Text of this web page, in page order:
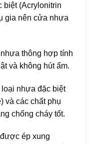
(Acrylonitrin
gia nên cửa nhựa
thông hợp tính
và không hút ẩm.
nhựa đặc biệt
và các chất phụ
chống cháy tốt.
ép xung